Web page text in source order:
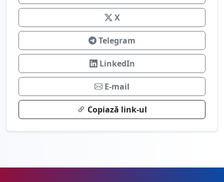
X
Telegram
LinkedIn
E-mail
Copiază link-ul